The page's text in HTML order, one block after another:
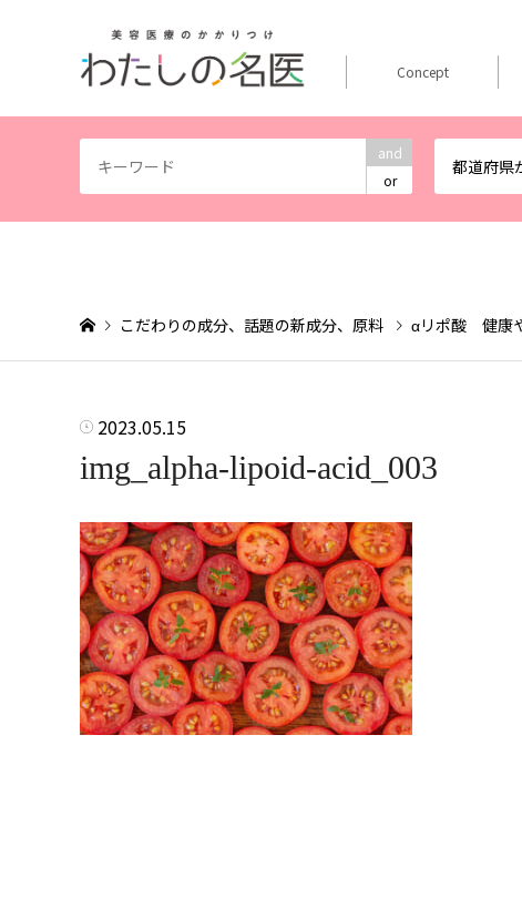
and
or
都道府県
Concept
こだわりの成分、話題の新成分、原料 αリポ酸 健康
2023.05.15
img_alpha-lipoid-acid_003